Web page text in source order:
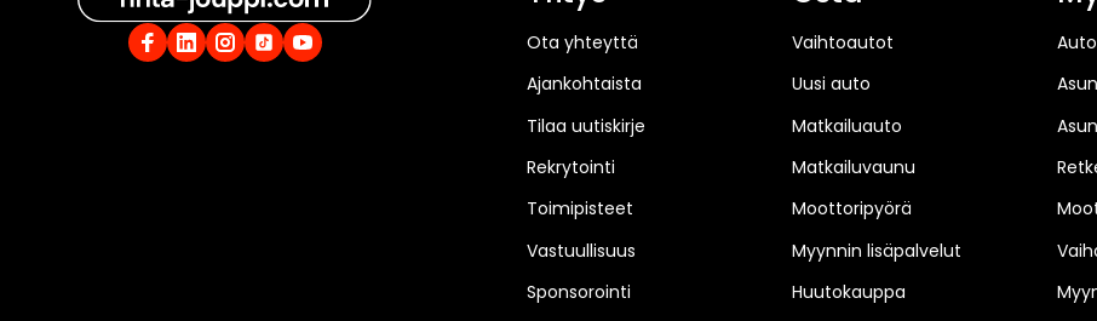
Ota yhteyttä
Ajankohtaista
Tilaa uutiskirje
Rekrytointi
Toimipisteet
Vastuullisuus
Sponsorointi
Vaihtoautot
Uusi auto
Matkailuauto
Matkailuvaunu
Moottoripyörä
Myynnin lisäpalvelut
Huutokauppa
Auto